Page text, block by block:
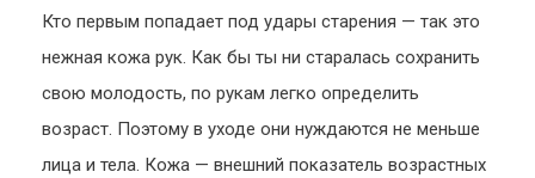
Кто первым попадает под удары старения — так это
нежная кожа рук. Как бы ты ни старалась сохранить
свою молодость, по рукам легко определить
возраст. Поэтому в уходе они нуждаются не меньше
лица и тела. Кожа — внешний показатель возрастных